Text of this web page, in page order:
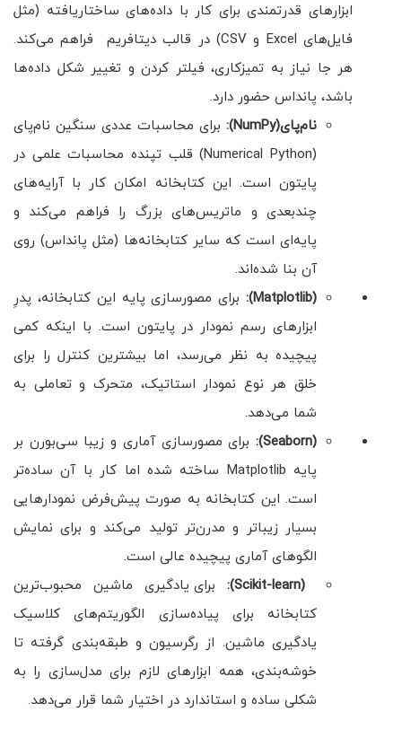
ابزارهای قدرتمندی برای کار با داده‌های ساختاریافته (مثل
فایل‌های Excel و CSV) در قالب دیتافریم فراهم می‌کند.
هر جا نیاز به تمیزکاری، فیلتر کردن و تغییر شکل داده‌ها
باشد، پانداس حضور دارد.
نام‌پای(NumPy):
برای محاسبات عددی سنگین نام‌پای
(Numerical Python) قلب تپنده محاسبات علمی در
پایتون است. این کتابخانه امکان کار با آرایه‌های
چندبعدی و ماتریس‌های بزرگ را فراهم می‌کند و
پایه‌ای است که سایر کتابخانه‌ها (مثل پانداس) روی
آن بنا شده‌اند.
(Matplotlib):
برای مصورسازی پایه این کتابخانه، پدرِ
ابزارهای رسم نمودار در پایتون است. با اینکه کمی
پیچیده به نظر می‌رسد، اما بیشترین کنترل را برای
خلق هر نوع نمودار استاتیک، متحرک و تعاملی به
شما می‌دهد.
(Seaborn):
برای مصورسازی آماری و زیبا سی‌بورن بر
پایه Matplotlib ساخته شده اما کار با آن ساده‌تر
است. این کتابخانه به صورت پیش‌فرض نمودارهایی
بسیار زیباتر و مدرن‌تر تولید می‌کند و برای نمایش
الگوهای آماری پیچیده عالی است.
(Scikit-learn)
: برای یادگیری ماشین محبوب‌ترین
کتابخانه برای پیاده‌سازی الگوریتم‌های کلاسیک
یادگیری ماشین. از رگرسیون و طبقه‌بندی گرفته تا
خوشه‌بندی، همه ابزارهای لازم برای مدل‌سازی را به
شکلی ساده و استاندارد در اختیار شما قرار می‌دهد.